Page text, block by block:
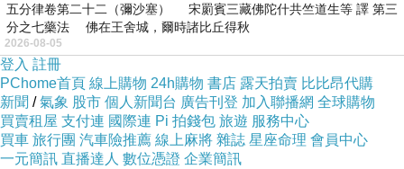
品號：2755651
純棉日本製背帶保護墊
可防止寶寶肌膚
與背巾背帶直接摩擦
五分律卷第二十二（彌沙塞） 宋罽賓三藏佛陀什共竺道生等 譯 第三
分之七藥法 佛在王舍城，爾時諸比丘得秋
2026-08-05
登入 註冊
PChome首頁 線上購物 24h購物 書店 露天拍賣 比比昂代購
新聞 /氣象 股市 個人新聞台 廣告刊登 加入聯播網 全球購物
買賣租屋 支付連 國際連 Pi 拍錢包 旅遊 服務中心
買車 旅行團 汽車險推薦 線上麻將 雜誌 星座命理 會員中心
一元簡訊 直播達人 數位憑證 企業簡訊